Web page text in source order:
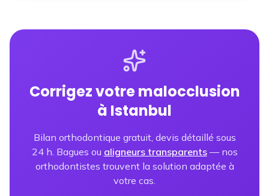
Corrigez votre malocclusion
à Istanbul
Bilan orthodontique gratuit, devis détaillé sous
24 h. Bagues ou aligneurs transparents— nos
orthodontistes trouvent la solution adaptée à
votre cas.